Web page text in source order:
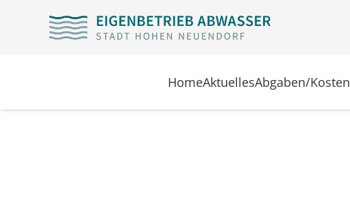
HomeAktuellesAbgaben/Kosten